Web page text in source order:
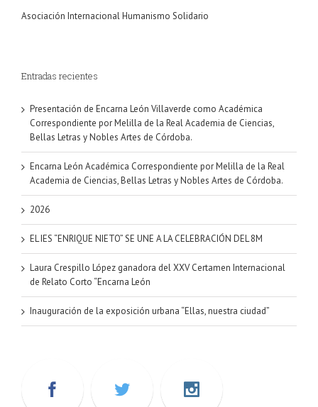
Asociación Internacional Humanismo Solidario
Entradas recientes
Presentación de Encarna León Villaverde como Académica
Correspondiente por Melilla de la Real Academia de Ciencias,
Bellas Letras y Nobles Artes de Córdoba.
Encarna León Académica Correspondiente por Melilla de la Real
Academia de Ciencias, Bellas Letras y Nobles Artes de Córdoba.
2026
EL IES “ENRIQUE NIETO” SE UNE A LA CELEBRACIÓN DEL 8M
Laura Crespillo López ganadora del XXV Certamen Internacional
de Relato Corto “Encarna León
Inauguración de la exposición urbana “Ellas, nuestra ciudad”